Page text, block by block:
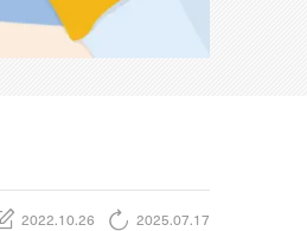
2022.10.26 2025.07.17